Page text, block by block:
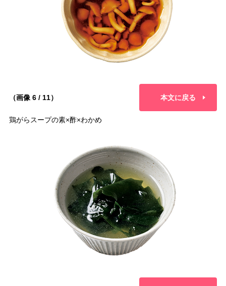
（画像 6 / 11） 本文に戻る
鶏がらスープの素×酢×わかめ